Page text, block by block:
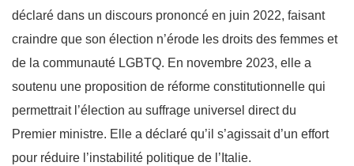
déclaré dans un discours prononcé en juin 2022, faisant
craindre que son élection n’érode les droits des femmes et
de la communauté LGBTQ. En novembre 2023, elle a
soutenu une proposition de réforme constitutionnelle qui
permettrait l’élection au suffrage universel direct du
Premier ministre. Elle a déclaré qu’il s’agissait d’un effort
pour réduire l’instabilité politique de l’Italie.